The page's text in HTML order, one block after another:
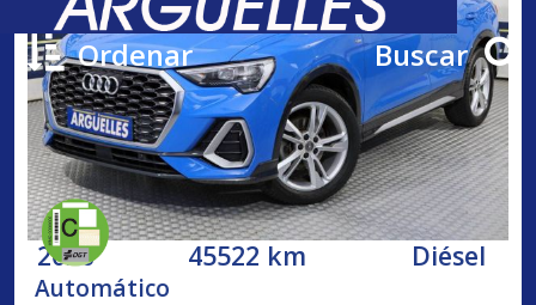
Ordenar Buscar
2020 45522 km Diésel
Automático